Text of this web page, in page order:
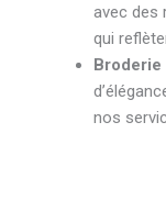
avec des
qui
Broderie
nos